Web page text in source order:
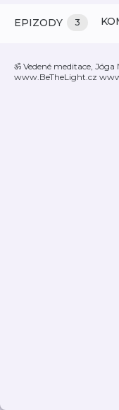
EPIZODY 3
ॐ Vedené meditace,
www.BeTheLight.cz